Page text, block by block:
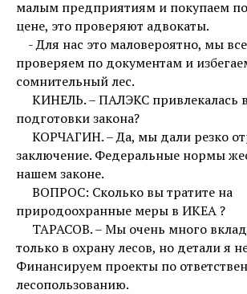
малым предприятиям и покупаем
цене, это проверяют адвокаты.
- Для нас это маловероятно, мы
проверяем по документам и
сомнительный лес.
КИНЕЛЬ. – ПАЛЭКС привлекалась
подготовки закона?
КОРЧАГИН. – Да, мы дали резко
заключение. Федеральные нормы
нашем законе.
ВОПРОС: Сколько вы тратите на
природоохранные меры в ИКЕА ?
ТАРАСОВ. – Мы очень много
только в охрану лесов, но детали я
Финансируем проекты по
лесопользованию.